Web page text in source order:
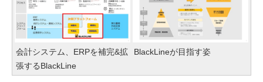
会計システム、ERPを補完&拡
張するBlackLine
BlackLineが目指す姿